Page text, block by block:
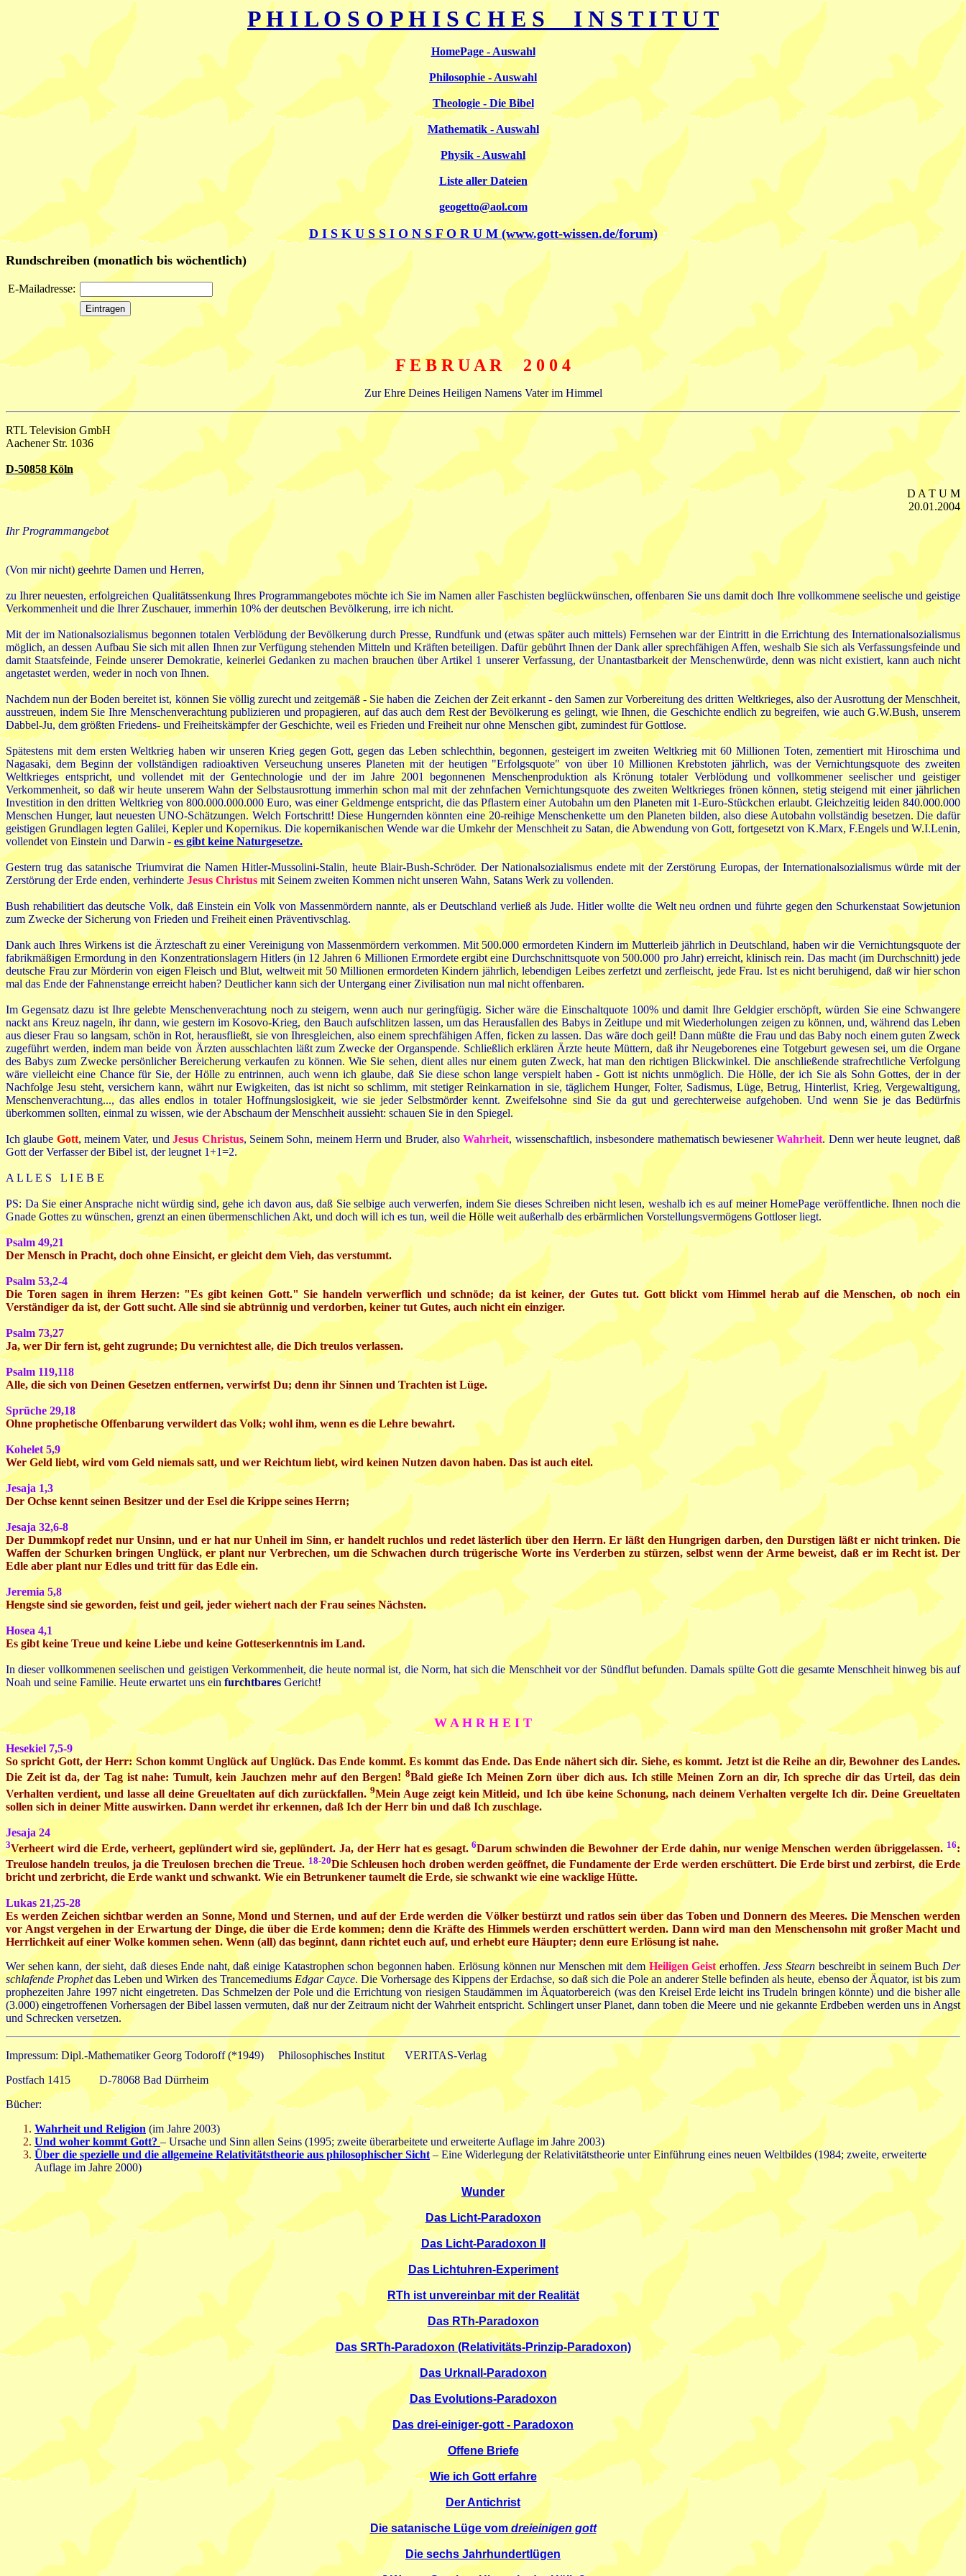
P H I L O S O P H I S C H E S I N S T I T U T
HomePage - Auswahl
Philosophie - Auswahl
Theologie - Die Bibel
Mathematik - Auswahl
Physik - Auswahl
Liste aller Dateien
geogetto@aol.com
D I S K U S S I O N S F O R U M (www.gott-wissen.de/forum)
Rundschreiben (monatlich bis wöchentlich)
E-Mailadresse:
F E B R U A R 2 0 0 4
Zur Ehre Deines Heiligen Namens Vater im Himmel
RTL Television GmbH
Aachener Str. 1036
D-50858 Köln
D A T U M
20.01.2004
Ihr Programmangebot
(Von mir nicht) geehrte Damen und Herren,
zu Ihrer neuesten, erfolgreichen Qualitätssenkung Ihres Programmangebotes möchte ich Sie im Namen aller Faschisten beglückwünschen, offenbaren Sie uns damit doch Ihre vollkommene seelische und geistige
Verkommenheit und die Ihrer Zuschauer, immerhin 10% der deutschen Bevölkerung, irre ich nicht.
Mit der im Nationalsozialismus begonnen totalen Verblödung der Bevölkerung durch Presse, Rundfunk und (etwas später auch mittels) Fernsehen war der Eintritt in die Errichtung des Internationalsozialismus
möglich, an dessen Aufbau Sie sich mit allen Ihnen zur Verfügung stehenden Mitteln und Kräften beteiligen. Dafür gebührt Ihnen der Dank aller sprechfähigen Affen, weshalb Sie sich als Verfassungsfeinde und
damit Staatsfeinde, Feinde unserer Demokratie, keinerlei Gedanken zu machen brauchen über Artikel 1 unserer Verfassung, der Unantastbarkeit der Menschenwürde, denn was nicht existiert, kann auch nicht
angetastet werden, weder in noch von Ihnen.
Nachdem nun der Boden bereitet ist, können Sie völlig zurecht und zeitgemäß - Sie haben die Zeichen der Zeit erkannt - den Samen zur Vorbereitung des dritten Weltkrieges, also der Ausrottung der Menschheit,
ausstreuen, indem Sie Ihre Menschenverachtung publizieren und propagieren, auf das auch dem Rest der Bevölkerung es gelingt, wie Ihnen, die Geschichte endlich zu begreifen, wie auch G.W.Bush, unserem
Dabbel-Ju, dem größten Friedens- und Freiheitskämpfer der Geschichte, weil es Frieden und Freiheit nur ohne Menschen gibt, zumindest für Gottlose.
Spätestens mit dem ersten Weltkrieg haben wir unseren Krieg gegen Gott, gegen das Leben schlechthin, begonnen, gesteigert im zweiten Weltkrieg mit 60 Millionen Toten, zementiert mit Hiroschima und
Nagasaki, dem Beginn der vollständigen radioaktiven Verseuchung unseres Planeten mit der heutigen "Erfolgsquote" von über 10 Millionen Krebstoten jährlich, was der Vernichtungsquote des zweiten
Weltkrieges entspricht, und vollendet mit der Gentechnologie und der im Jahre 2001 begonnenen Menschenproduktion als Krönung totaler Verblödung und vollkommener seelischer und geistiger
Verkommenheit, so daß wir heute unserem Wahn der Selbstausrottung immerhin schon mal mit der zehnfachen Vernichtungsquote des zweiten Weltkrieges frönen können, stetig steigend mit einer jährlichen
Investition in den dritten Weltkrieg von 800.000.000.000 Euro, was einer Geldmenge entspricht, die das Pflastern einer Autobahn um den Planeten mit 1-Euro-Stückchen erlaubt. Gleichzeitig leiden 840.000.000
Menschen Hunger, laut neuesten UNO-Schätzungen. Welch Fortschritt! Diese Hungernden könnten eine 20-reihige Menschenkette um den Planeten bilden, also diese Autobahn vollständig besetzen. Die dafür
geistigen Grundlagen legten Galilei, Kepler und Kopernikus. Die kopernikanischen Wende war die Umkehr der Menschheit zu Satan, die Abwendung von Gott, fortgesetzt von K.Marx, F.Engels und W.I.Lenin,
vollendet von Einstein und Darwin - es gibt keine Naturgesetze.
Gestern trug das satanische Triumvirat die Namen Hitler-Mussolini-Stalin, heute Blair-Bush-Schröder. Der Nationalsozialismus endete mit der Zerstörung Europas, der Internationalsozialismus würde mit der
Zerstörung der Erde enden, verhinderte Jesus Christus mit Seinem zweiten Kommen nicht unseren Wahn, Satans Werk zu vollenden.
Bush rehabilitiert das deutsche Volk, daß Einstein ein Volk von Massenmördern nannte, als er Deutschland verließ als Jude. Hitler wollte die Welt neu ordnen und führte gegen den Schurkenstaat Sowjetunion
zum Zwecke der Sicherung von Frieden und Freiheit einen Präventivschlag.
Dank auch Ihres Wirkens ist die Ärzteschaft zu einer Vereinigung von Massenmördern verkommen. Mit 500.000 ermordeten Kindern im Mutterleib jährlich in Deutschland, haben wir die Vernichtungsquote der
fabrikmäßigen Ermordung in den Konzentrationslagern Hitlers (in 12 Jahren 6 Millionen Ermordete ergibt eine Durchschnittsquote von 500.000 pro Jahr) erreicht, klinisch rein. Das macht (im Durchschnitt) jede
deutsche Frau zur Mörderin von eigen Fleisch und Blut, weltweit mit 50 Millionen ermordeten Kindern jährlich, lebendigen Leibes zerfetzt und zerfleischt, jede Frau. Ist es nicht beruhigend, daß wir hier schon
mal das Ende der Fahnenstange erreicht haben? Deutlicher kann sich der Untergang einer Zivilisation nun mal nicht offenbaren.
Im Gegensatz dazu ist Ihre gelebte Menschenverachtung noch zu steigern, wenn auch nur geringfügig. Sicher wäre die Einschaltquote 100% und damit Ihre Geldgier erschöpft, würden Sie eine Schwangere
nackt ans Kreuz nageln, ihr dann, wie gestern im Kosovo-Krieg, den Bauch aufschlitzen lassen, um das Herausfallen des Babys in Zeitlupe und mit Wiederholungen zeigen zu können, und, während das Leben
aus dieser Frau so langsam, schön in Rot, herausfließt, sie von Ihresgleichen, also einem sprechfähigen Affen, ficken zu lassen. Das wäre doch geil! Dann müßte die Frau und das Baby noch einem guten Zweck
zugeführt werden, indem man beide von Ärzten ausschlachten läßt zum Zwecke der Organspende. Schließlich erklären Ärzte heute Müttern, daß ihr Neugeborenes eine Totgeburt gewesen sei, um die Organe
des Babys zum Zwecke persönlicher Bereicherung verkaufen zu können. Wie Sie sehen, dient alles nur einem guten Zweck, hat man den richtigen Blickwinkel. Die anschließende strafrechtliche Verfolgung
wäre vielleicht eine Chance für Sie, der Hölle zu entrinnen, auch wenn ich glaube, daß Sie diese schon lange verspielt haben - Gott ist nichts unmöglich. Die Hölle, der ich Sie als Sohn Gottes, der in der
Nachfolge Jesu steht, versichern kann, währt nur Ewigkeiten, das ist nicht so schlimm, mit stetiger Reinkarnation in sie, täglichem Hunger, Folter, Sadismus, Lüge, Betrug, Hinterlist, Krieg, Vergewaltigung,
Menschenverachtung..., das alles endlos in totaler Hoffnungslosigkeit, wie sie jeder Selbstmörder kennt. Zweifelsohne sind Sie da gut und gerechterweise aufgehoben. Und wenn Sie je das Bedürfnis
überkommen sollten, einmal zu wissen, wie der Abschaum der Menschheit aussieht: schauen Sie in den Spiegel.
Ich glaube Gott, meinem Vater, undJesus Christus, Seinem Sohn, meinem Herrn und Bruder, alsoWahrheit, wissenschaftlich, insbesondere mathematisch bewiesenerWahrheit. Denn wer heute leugnet, daß
Gott der Verfasser der Bibel ist, der leugnet 1+1=2.
A L L E S L I E B E
PS: Da Sie einer Ansprache nicht würdig sind, gehe ich davon aus, daß Sie selbige auch verwerfen, indem Sie dieses Schreiben nicht lesen, weshalb ich es auf meiner HomePage veröffentliche. Ihnen noch die
Gnade Gottes zu wünschen, grenzt an einen übermenschlichen Akt, und doch will ich es tun, weil die Hölleweit außerhalb des erbärmlichen Vorstellungsvermögens Gottloser liegt.
Psalm 49,21
Der Mensch in Pracht, doch ohne Einsicht, er gleicht dem Vieh, das verstummt.
Psalm 53,2-4
Die Toren sagen in ihrem Herzen: "Es gibt keinen Gott." Sie handeln verwerflich und schnöde; da ist keiner, der Gutes tut. Gott blickt vom Himmel herab auf die Menschen, ob noch ein
Verständiger da ist, der Gott sucht. Alle sind sie abtrünnig und verdorben, keiner tut Gutes, auch nicht ein einziger.
Psalm 73,27
Ja, wer Dir fern ist, geht zugrunde; Du vernichtest alle, die Dich treulos verlassen.
Psalm 119,118
Alle, die sich von Deinen Gesetzen entfernen, verwirfst Du; denn ihr Sinnen und Trachten ist Lüge.
Sprüche 29,18
Ohne prophetische Offenbarung verwildert das Volk; wohl ihm, wenn es die Lehre bewahrt.
Kohelet 5,9
Wer Geld liebt, wird vom Geld niemals satt, und wer Reichtum liebt, wird keinen Nutzen davon haben. Das ist auch eitel.
Jesaja 1,3
Der Ochse kennt seinen Besitzer und der Esel die Krippe seines Herrn;
Jesaja 32,6-8
Der Dummkopf redet nur Unsinn, und er hat nur Unheil im Sinn, er handelt ruchlos und redet lästerlich über den Herrn. Er läßt den Hungrigen darben, den Durstigen läßt er nicht trinken. Die
Waffen der Schurken bringen Unglück, er plant nur Verbrechen, um die Schwachen durch trügerische Worte ins Verderben zu stürzen, selbst wenn der Arme beweist, daß er im Recht ist. Der
Edle aber plant nur Edles und tritt für das Edle ein.
Jeremia 5,8
Hengste sind sie geworden, feist und geil, jeder wiehert nach der Frau seines Nächsten.
Hosea 4,1
Es gibt keine Treue und keine Liebe und keine Gotteserkenntnis im Land.
In dieser vollkommenen seelischen und geistigen Verkommenheit, die heute normal ist, die Norm, hat sich die Menschheit vor der Sündflut befunden. Damals spülte Gott die gesamte Menschheit hinweg bis auf
Noah und seine Familie. Heute erwartet uns einfurchtbares Gericht!
W A H R H E I T
Hesekiel 7,5-9
So spricht Gott, der Herr: Schon kommt Unglück auf Unglück. Das Ende kommt. Es kommt das Ende. Das Ende nähert sich dir. Siehe, es kommt. Jetzt ist die Reihe an dir, Bewohner des Landes.
Die Zeit ist da, der Tag ist nahe: Tumult, kein Jauchzen mehr auf den Bergen!8Bald gieße Ich Meinen Zorn über dich aus. Ich stille Meinen Zorn an dir, Ich spreche dir das Urteil, das dein
Verhalten verdient, und lasse all deine Greueltaten auf dich zurückfallen. 9Mein Auge zeigt kein Mitleid, und Ich übe keine Schonung, nach deinem Verhalten vergelte Ich dir. Deine Greueltaten
sollen sich in deiner Mitte auswirken. Dann werdet ihr erkennen, daß Ich der Herr bin und daß Ich zuschlage.
Jesaja 24
3Verheert wird die Erde, verheert, geplündert wird sie, geplündert. Ja, der Herr hat es gesagt.6Darum schwinden die Bewohner der Erde dahin, nur wenige Menschen werden übriggelassen. 16:
Treulose handeln treulos, ja die Treulosen brechen die Treue. 18-20Die Schleusen hoch droben werden geöffnet, die Fundamente der Erde werden erschüttert. Die Erde birst und zerbirst, die Erde
bricht und zerbricht, die Erde wankt und schwankt. Wie ein Betrunkener taumelt die Erde, sie schwankt wie eine wacklige Hütte.
Lukas 21,25-28
Es werden Zeichen sichtbar werden an Sonne, Mond und Sternen, und auf der Erde werden die Völker bestürzt und ratlos sein über das Toben und Donnern des Meeres. Die Menschen werden
vor Angst vergehen in der Erwartung der Dinge, die über die Erde kommen; denn die Kräfte des Himmels werden erschüttert werden. Dann wird man den Menschensohn mit großer Macht und
Herrlichkeit auf einer Wolke kommen sehen. Wenn (all) das beginnt, dann richtet euch auf, und erhebt eure Häupter; denn eure Erlösung ist nahe.
Wer sehen kann, der sieht, daß dieses Ende naht, daß einige Katastrophen schon begonnen haben. Erlösung können nur Menschen mit dem Heiligen Geist erhoffen.Jess Stearn beschreibt in seinem BuchDer
schlafende Prophetdas Leben und Wirken des Trancemediums Edgar Cayce. Die Vorhersage des Kippens der Erdachse, so daß sich die Pole an anderer Stelle befinden als heute, ebenso der Äquator, ist bis zum
prophezeiten Jahre 1997 nicht eingetreten. Das Schmelzen der Pole und die Errichtung von riesigen Staudämmen im Äquatorbereich (was den Kreisel Erde leicht ins Trudeln bringen könnte) und die bisher alle
(3.000) eingetroffenen Vorhersagen der Bibel lassen vermuten, daß nur der Zeitraum nicht der Wahrheit entspricht. Schlingert unser Planet, dann toben die Meere und nie gekannte Erdbeben werden uns in Angst
und Schrecken versetzen.
Impressum: Dipl.-Mathematiker Georg Todoroff (*1949)
Philosophisches Institut VERITAS-Verlag
Postfach 1415 D-78068 Bad Dürrheim
Bücher:
Wahrheit und Religion (im Jahre 2003)
Und woher kommt Gott? – Ursache und Sinn allen Seins (1995; zweite überarbeitete und erweiterte Auflage im Jahre 2003)
Über die spezielle und die allgemeine Relativitätstheorie aus philosophischer Sicht – Eine Widerlegung der Relativitätstheorie unter Einführung eines neuen Weltbildes (1984; zweite, erweiterte
Auflage im Jahre 2000)
Wunder
Das Licht-Paradoxon
Das Licht-Paradoxon II
Das Lichtuhren-Experiment
RTh ist unvereinbar mit der Realität
Das RTh-Paradoxon
Das SRTh-Paradoxon (Relativitäts-Prinzip-Paradoxon)
Das Urknall-Paradoxon
Das Evolutions-Paradoxon
Das drei-einiger-gott - Paradoxon
Offene Briefe
Wie ich Gott erfahre
Der Antichrist
Die satanische Lüge vomdreieinigen gott
Die sechs Jahrhundertlügen